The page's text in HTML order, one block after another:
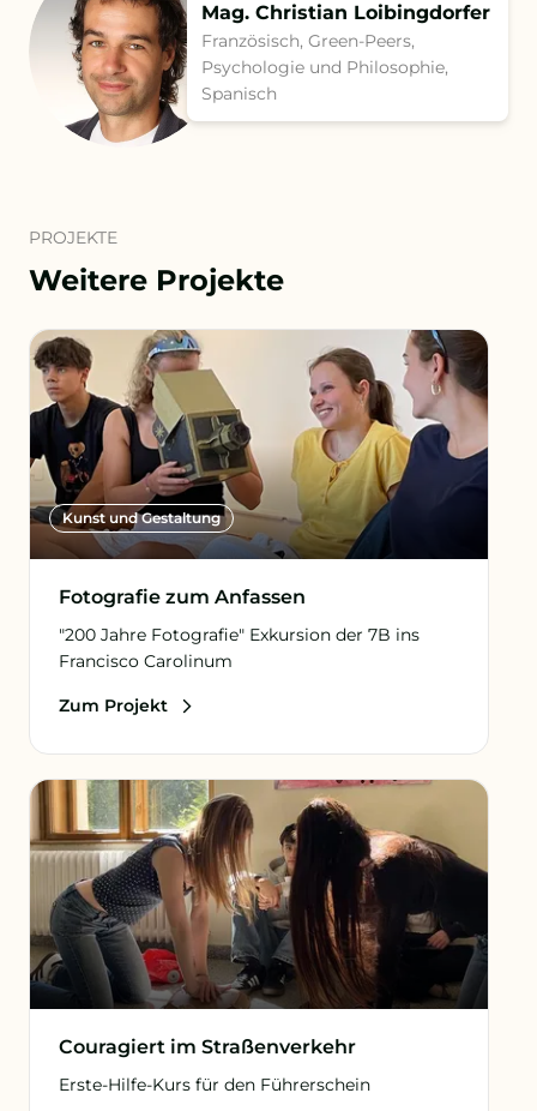
Mag. Christian Loibingdorfer
Französisch, Green-Peers,
Psychologie und Philosophie,
Spanisch
PROJEKTE
Weitere Projekte
Kunst und Gestaltung
Fotografie zum Anfassen
"200 Jahre Fotografie" Exkursion der 7B ins
Francisco Carolinum
Zum Projekt
Couragiert im Straßenverkehr
Erste-Hilfe-Kurs für den Führerschein